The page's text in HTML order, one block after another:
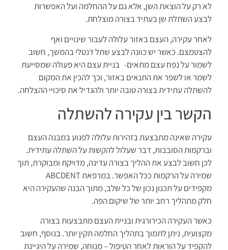
לא רק על הוצאת השן, אלא גם על ההחלמה ועל האפשרות
לבצע השתלת שן בעתיד בצורה מוצלחת.
לאחר עקירה, העצם באזור עלולה לעבור שינויים ואף
להצטמצם. כאשר יש כוונה לבצע שתל דנטלי בהמשך, חשוב
לשמור על נפח עצם מתאים- בניית עצם היא פעולה שמסייעת
לשמר או לשפר את התנאים באזור, וכך להכין את המקום
להשתלה עתידית בצורה טובה יותר ולהגדיל את סיכויי ההצלחה.
הקשר בין עקירה להשתלה
עקירה שאינה מתבצעת בזהירות עלולה לפגוע במבנה העצם
וברקמות הסובבות, דבר שעלול להקשות על השתלה עתידית.
לכן חשוב לבצע את ההליך בצורה עדינה, מדויקת ומבוקרת, תוך
שמירה על הרקמות ככל האפשר. במרפאת ABCDENT
מקפידים על תכנון נכון של כל שלב, מתוך הבנה שהעקירה היא
חלק מתהליך רחב יותר של שיקום הפה.
כאשר העקירה הכירורגית ובניית העצם מתבצעות בצורה
מקצועית, ניתן לתמוך בתהליך החלמה תקין יותר. בנוסף, חשוב
להקפיד על הוראות לאחר הטיפול – מנוחה, שמירה על היגיינת